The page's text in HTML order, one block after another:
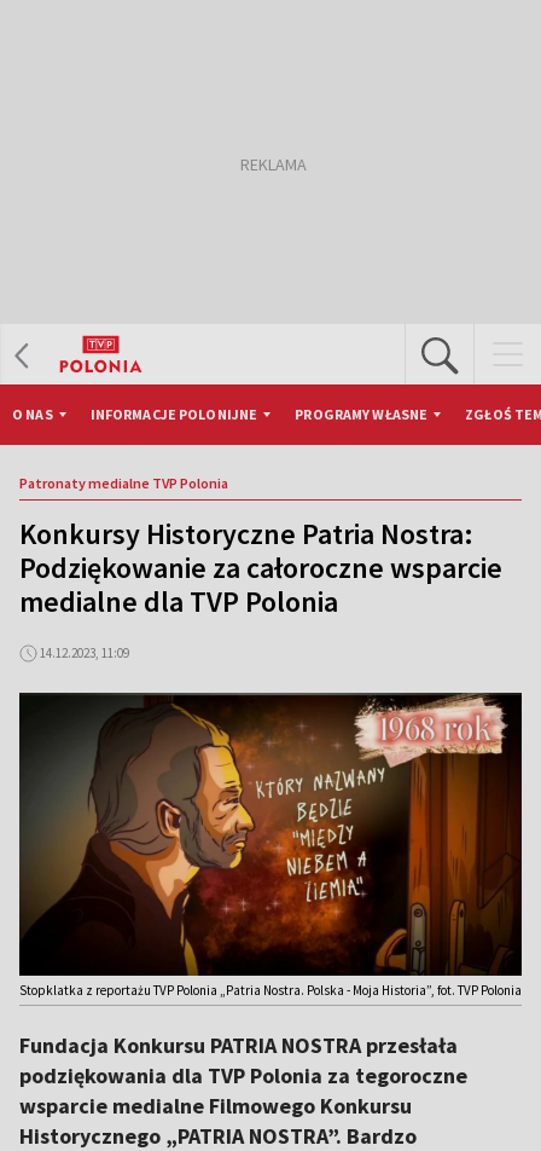
O NAS INFORMACJE POLONIJNE PROGRAMY WŁASNE ZGŁOŚ
Patronaty medialne TVP Polonia
Konkursy Historyczne Patria Nostra:
Podziękowanie za całoroczne wsparcie
medialne dla TVP Polonia
14.12.2023, 11:09
Stopklatka z reportażu TVP Polonia „Patria Nostra. Polska - Moja Historia”, fot. TVP Polonia
Fundacja Konkursu PATRIA NOSTRA przesłała
podziękowania dla TVP Polonia za tegoroczne
wsparcie medialne Filmowego Konkursu
Historycznego „PATRIA NOSTRA”. Bardzo